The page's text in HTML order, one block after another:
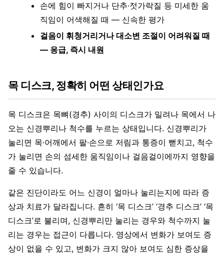
손에 힘이 빠지거나 단추·젓가락질 등 미세한 움
직임이 어색해질 때 — 신속한 평가
걸음이 휘청거리거나 대소변 조절이 어려워질 때
— 응급, 즉시 내원
목 디스크, 정확히 어떤 상태인가요
목 디스크은 목뼈(경추) 사이의 디스크가 밀려나 목에서 나
오는 신경뿌리나 척수를 누르는 상태입니다. 신경뿌리가
눌리면 목·어깨에서 팔·손으로 저림과 통증이 뻗치고, 척수
가 눌리면 손의 섬세한 움직임이나 걸음걸이에까지 영향을
줄 수 있습니다.
같은 진단이라도 어느 신경이 얼마나 눌리는지에 따라 증
상과 치료가 달라집니다. 흔히 ‘목 디스크’ ‘경추 디스크’ ‘목
디스크’로 불리며, 신경뿌리만 눌리는 경우와 척수까지 눌
리는 경우는 접근이 다릅니다. 영상에서 변화가 보여도 증
상이 없을 수 있고, 변화가 크지 않아 보여도 심한 증상을